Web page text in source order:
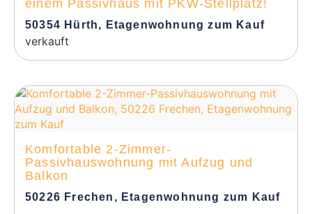
einem Passivhaus mit PKW-Stellplatz!
50354 Hürth, Etagenwohnung zum Kauf
verkauft
Komfortable 2-Zimmer-
Passivhauswohnung mit Aufzug und
Balkon
50226 Frechen, Etagenwohnung zum Kauf